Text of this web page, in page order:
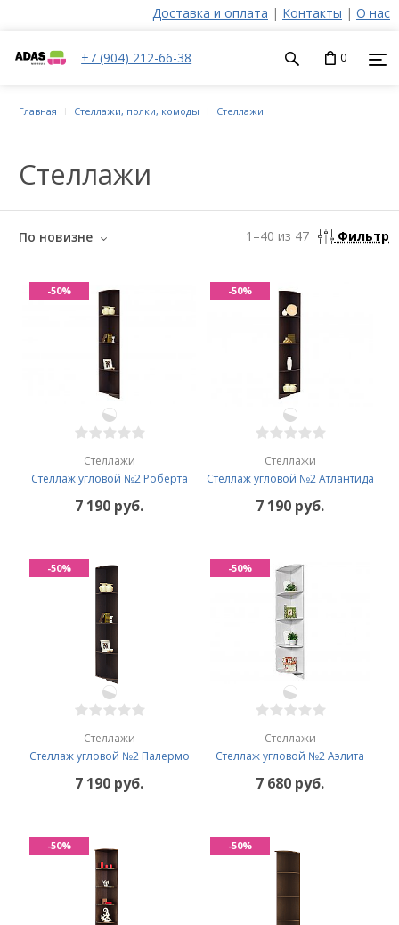
Доставка и оплата | Контакты | О нас
+7 (904) 212-66-38 0
Главная Стеллажи, полки, комоды Стеллажи
Стеллажи
1 –40 из 47
По новизне Фильтр
Стеллажи
Стеллаж угловой №2 Роберта
7 190 руб.
-50%
Стеллажи
Стеллаж угловой №2 Атлантида
7 190 руб.
-50%
Стеллажи
Стеллаж угловой №2 Палермо
7 190 руб.
-50%
Стеллажи
Стеллаж угловой №2 Аэлита
7 680 руб.
-50%
-50% -50%